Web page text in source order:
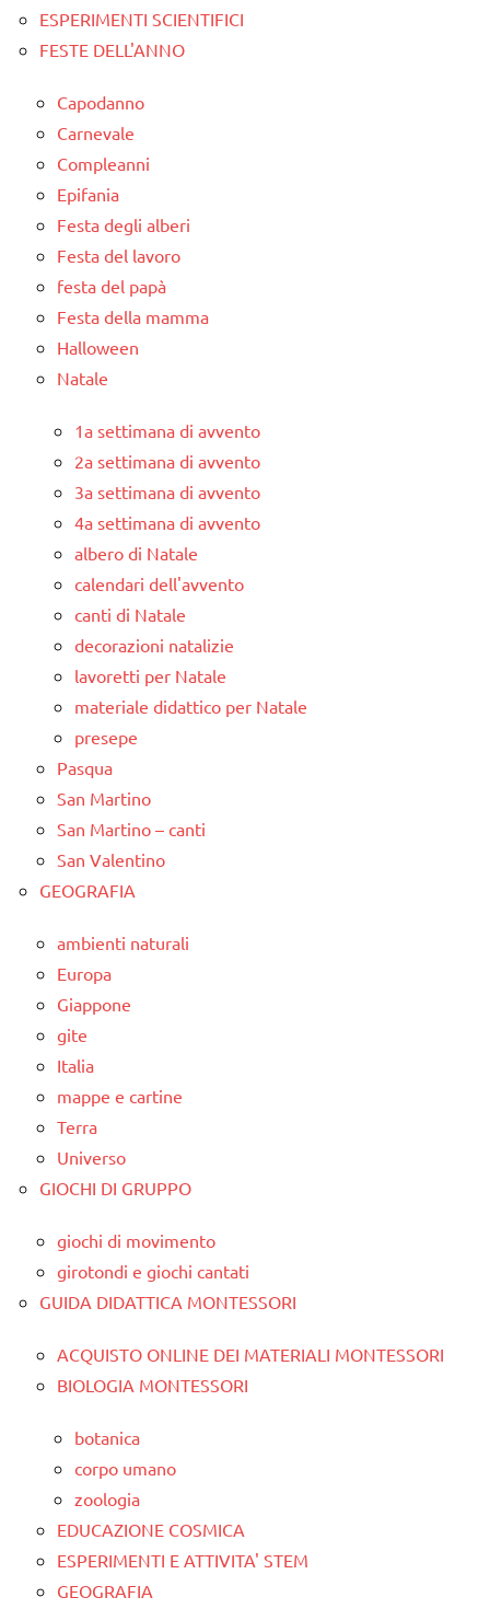
ESPERIMENTI SCIENTIFICI
FESTE DELL'ANNO
Capodanno
Carnevale
Compleanni
Epifania
Festa degli alberi
Festa del lavoro
festa del papà
Festa della mamma
Halloween
Natale
1a settimana di avvento
2a settimana di avvento
3a settimana di avvento
4a settimana di avvento
albero di Natale
calendari dell'avvento
canti di Natale
decorazioni natalizie
lavoretti per Natale
materiale didattico per Natale
presepe
Pasqua
San Martino
San Martino – canti
San Valentino
GEOGRAFIA
ambienti naturali
Europa
Giappone
gite
Italia
mappe e cartine
Terra
Universo
GIOCHI DI GRUPPO
giochi di movimento
girotondi e giochi cantati
GUIDA DIDATTICA MONTESSORI
ACQUISTO ONLINE DEI MATERIALI MONTESSORI
BIOLOGIA MONTESSORI
botanica
corpo umano
zoologia
EDUCAZIONE COSMICA
ESPERIMENTI E ATTIVITA' STEM
GEOGRAFIA